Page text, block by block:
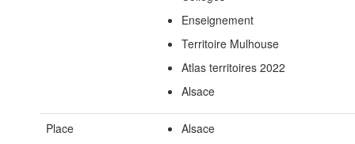
Enseignement
Territoire Mulhouse
Atlas territoires 2022
Alsace
Place Alsace